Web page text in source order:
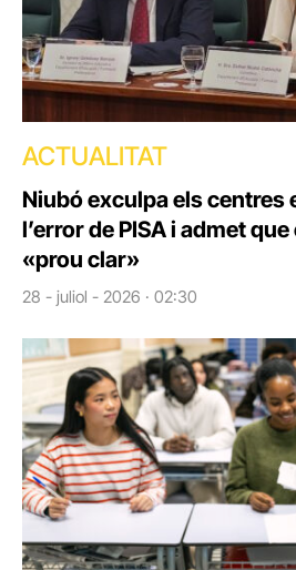
ACTUALITAT
Niubó exculpa els centres
l’error de PISA i admet
«prou clar»
28 - juliol - 2026 · 02:30